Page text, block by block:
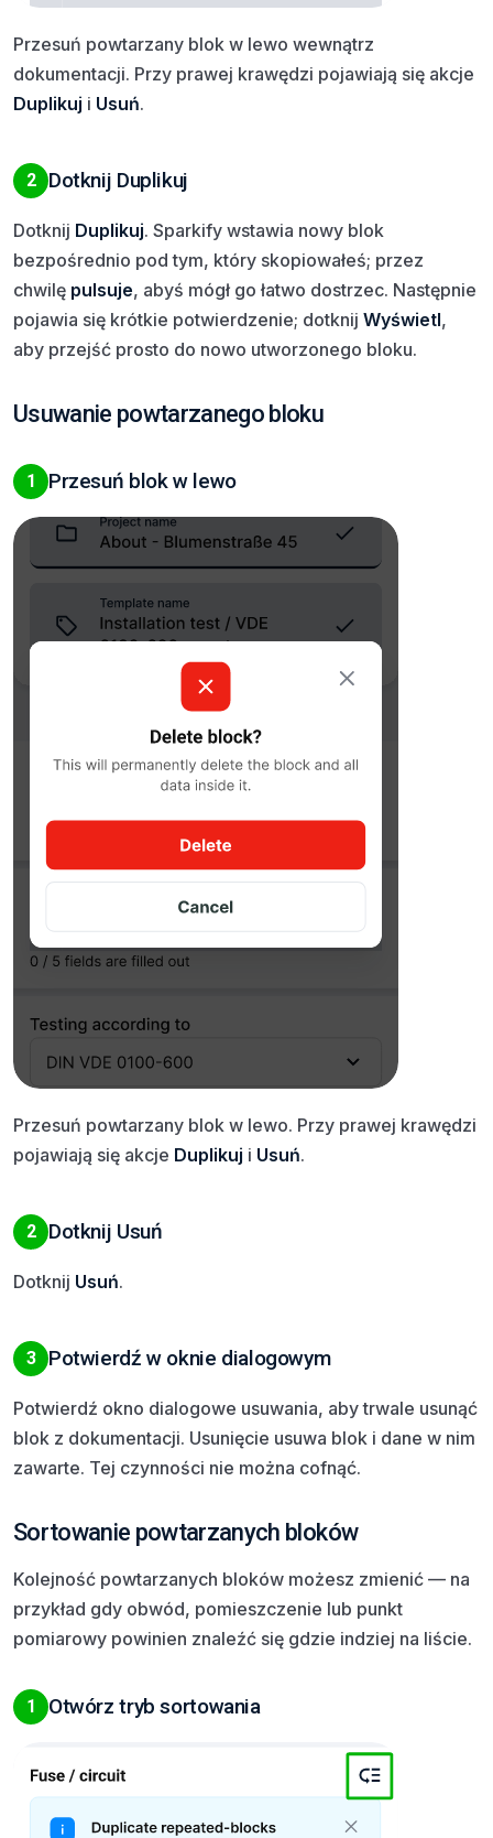
Przesuń powtarzany blok w lewo wewnątrz
dokumentacji. Przy prawej krawędzi pojawiają się akcje
Duplikuj i Usuń.
2 Dotknij Duplikuj
Dotknij Duplikuj. Sparkify wstawia nowy blok
bezpośrednio pod tym, który skopiowałeś; przez
chwilę pulsuje, abyś mógł go łatwo dostrzec. Następnie
pojawia się krótkie potwierdzenie; dotknij Wyświetl,
aby przejść prosto do nowo utworzonego bloku.
Usuwanie powtarzanego bloku
1 Przesuń blok w lewo
Przesuń powtarzany blok w lewo. Przy prawej krawędzi
pojawiają się akcje Duplikuj i Usuń.
2 Dotknij Usuń
Dotknij Usuń.
3 Potwierdź w oknie dialogowym
Potwierdź okno dialogowe usuwania, aby trwale usunąć
blok z dokumentacji. Usunięcie usuwa blok i dane w nim
zawarte. Tej czynności nie można cofnąć.
Sortowanie powtarzanych bloków
Kolejność powtarzanych bloków możesz zmienić — na
przykład gdy obwód, pomieszczenie lub punkt
pomiarowy powinien znaleźć się gdzie indziej na liście.
1 Otwórz tryb sortowania